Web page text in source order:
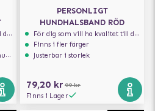
PERSONLIGT
HUNDHALSBAND RÖD
För dig som vill ha kvalitet till din hund!
Finns i fler färger
Justerbar i storlek
79,20 kr 99 kr
Finns i Lager